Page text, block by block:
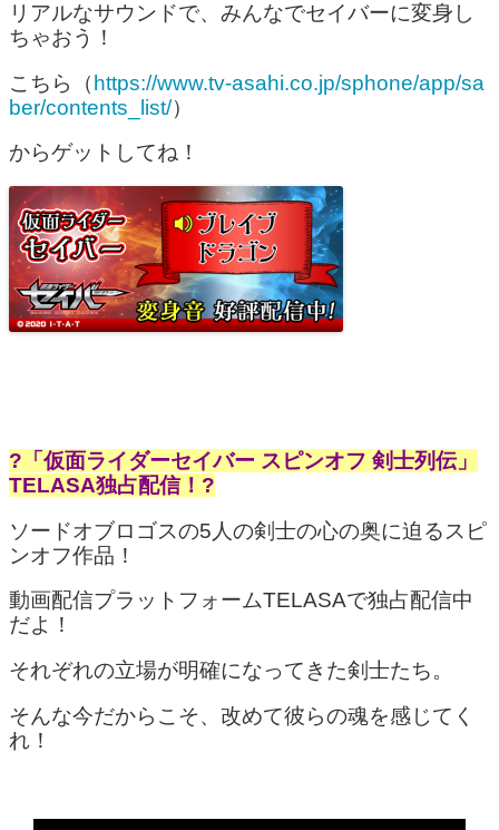
リアルなサウンドで、みんなでセイバーに変身し
ちゃおう！
こちら（https://www.tv-asahi.co.jp/sphone/app/sa
ber/contents_list/）
からゲットしてね！
?「仮面ライダーセイバー スピンオフ 剣士列伝」
TELASA独占配信！?
ソードオブロゴスの5人の剣士の心の奥に迫るスピ
ンオフ作品！
動画配信プラットフォームTELASAで独占配信中
だよ！
それぞれの立場が明確になってきた剣士たち。
そんな今だからこそ、改めて彼らの魂を感じてく
れ！